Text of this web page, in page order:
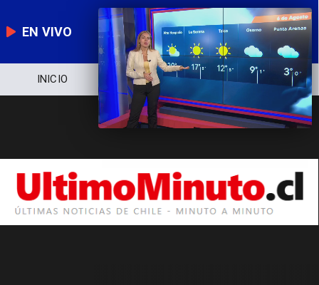
EN VIVO
INICIO NOTICIERO POLÍTICA